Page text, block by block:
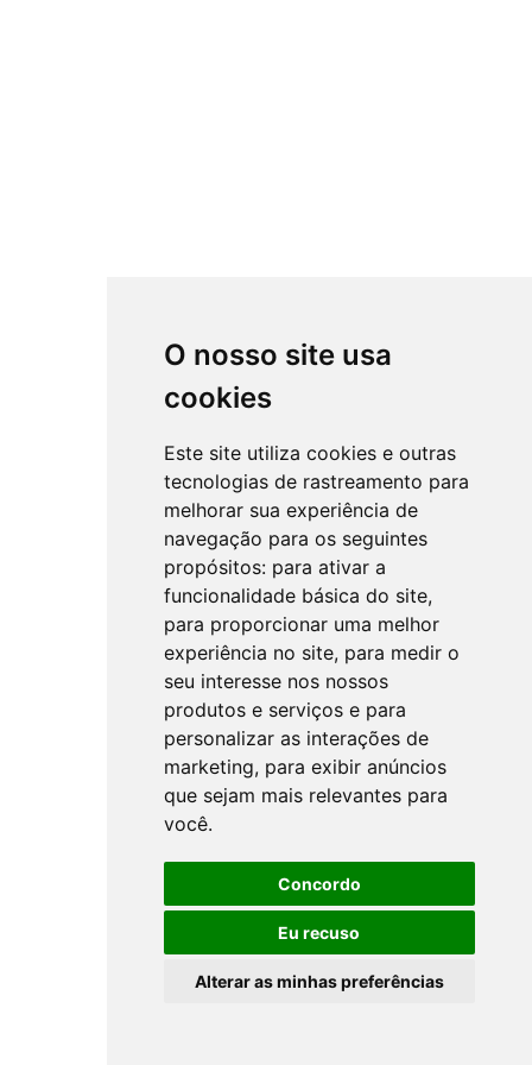
O nosso site usa
cookies
Este site utiliza cookies e outras
tecnologias de rastreamento para
melhorar sua experiência de
navegação para os seguintes
propósitos: para ativar a
funcionalidade básica do site,
para proporcionar uma melhor
experiência no site, para medir o
seu interesse nos nossos
produtos e serviços e para
personalizar as interações de
marketing, para exibir anúncios
que sejam mais relevantes para
você.
Concordo
Eu recuso
Alterar as minhas preferências